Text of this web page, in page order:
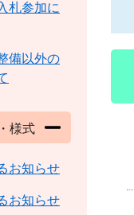
札参加に
備以外の
様式
お知らせ
お知らせ